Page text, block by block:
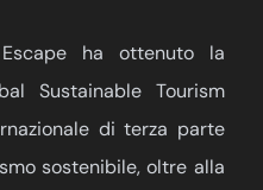
ha ottenuto la
Sustainable Tourism
di terza parte
sostenibile, oltre alla